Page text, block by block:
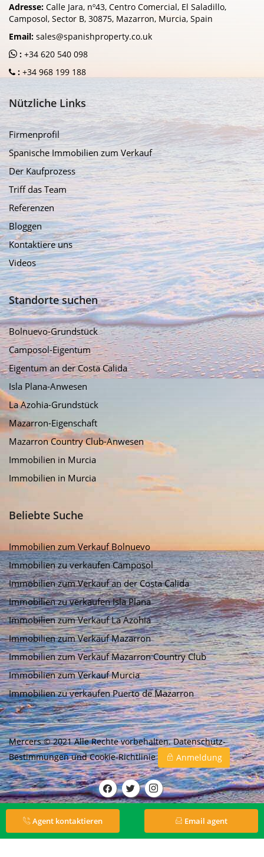
Adresse: Calle Jara, nº43, Centro Comercial, El Saladillo,
Camposol, Sector B, 30875, Mazarron, Murcia, Spain
Email: sales@spanishproperty.co.uk
: +34 620 540 098
: +34 968 199 188
Nützliche Links
Firmenprofil
Spanische Immobilien zum Verkauf
Der Kaufprozess
Triff das Team
Referenzen
Bloggen
Kontaktiere uns
Videos
Standorte suchen
Bolnuevo-Grundstück
Camposol-Eigentum
Eigentum an der Costa Calida
Isla Plana-Anwesen
La Azohia-Grundstück
Mazarron-Eigenschaft
Mazarron Country Club-Anwesen
Immobilien in Murcia
Immobilien in Murcia
Beliebte Suche
Immobilien zum Verkauf Bolnuevo
Immobilien zu verkaufen Camposol
Immobilien zum Verkauf an der Costa Calida
Immobilien zu verkaufen Isla Plana
Immobilien zum Verkauf La Azohia
Immobilien zum Verkauf Mazarron
Immobilien zum Verkauf Mazarron Country Club
Immobilien zum Verkauf Murcia
Immobilien zu verkaufen Puerto de Mazarron
Mercers © 2021 Alle Rechte vorbehalten.Datenschutz-
BestimmungenundCookie-Richtlinie Anmeldung
Agent kontaktieren Email agent